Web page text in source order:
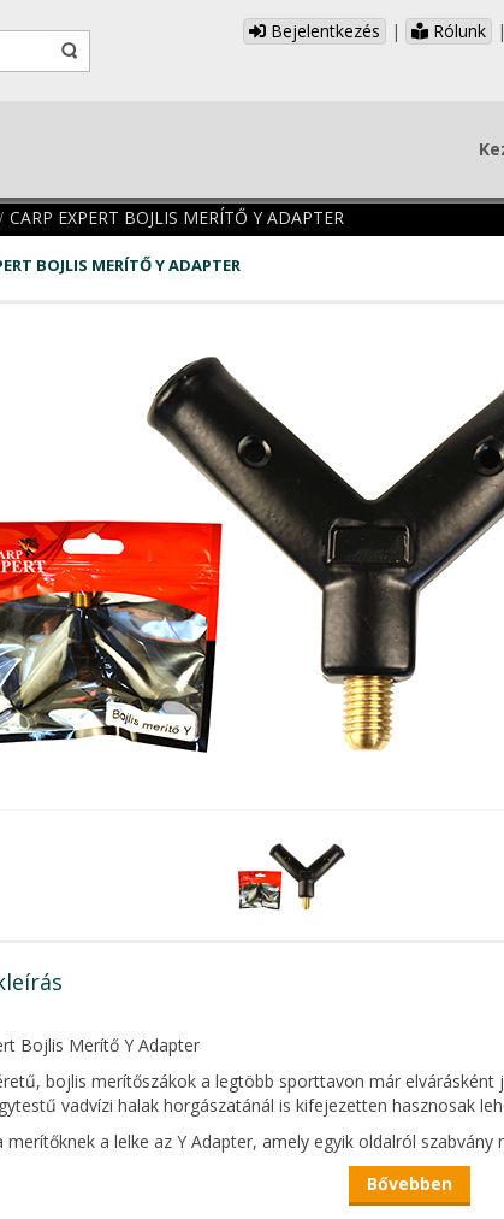
Bejelentkezés | Rólunk |
CARP EXPERT BOJLIS MERÍTŐ Y ADAPTER
BOJLIS MERÍTŐ Y ADAPTER
Bojlis Merítő Y Adapter
bojlis merítőszákok a legtöbb sporttavon már
vadvízi halak horgászatánál is kifejezetten hasznosak
merítőknek a lelke az Y Adapter, amely egyik oldalról
Bojlis Merítő Y Adapter is pont ezen szerepet tölti be. A
Bővebben